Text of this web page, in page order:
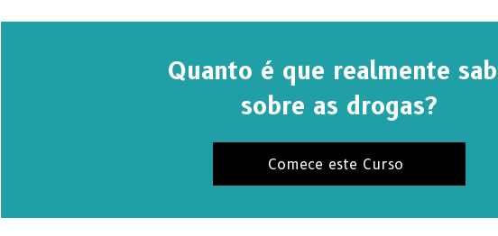
Quanto é que realmente
sobre as drogas?
Comece este Curso
SUBSCREVA-SE PARA RECEBER ATUALIZAÇÕES
FORMAS DE AJUDAR
Boletim Informativo da Verdade sobre as
entrada.